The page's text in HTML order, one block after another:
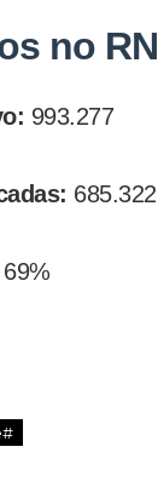
no RN
993.277
685.322
69%